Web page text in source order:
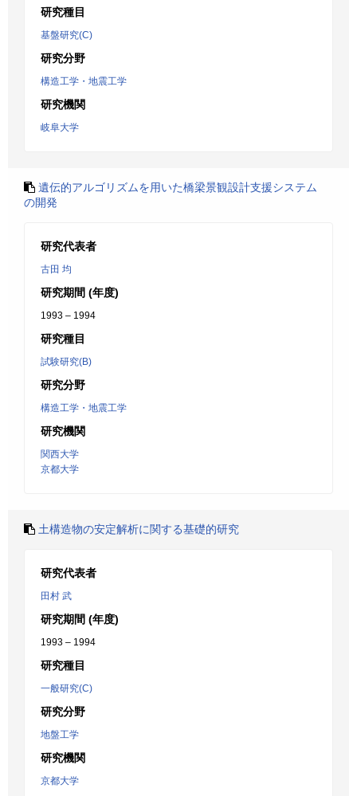
研究種目
基盤研究(C)
研究分野
構造工学・地震工学
研究機関
岐阜大学
遺伝的アルゴリズムを用いた橋梁景観設計支援システム
の開発
研究代表者
古田 均
研究期間 (年度)
1993 – 1994
研究種目
試験研究(B)
研究分野
構造工学・地震工学
研究機関
関西大学
京都大学
土構造物の安定解析に関する基礎的研究
研究代表者
田村 武
研究期間 (年度)
1993 – 1994
研究種目
一般研究(C)
研究分野
地盤工学
研究機関
京都大学